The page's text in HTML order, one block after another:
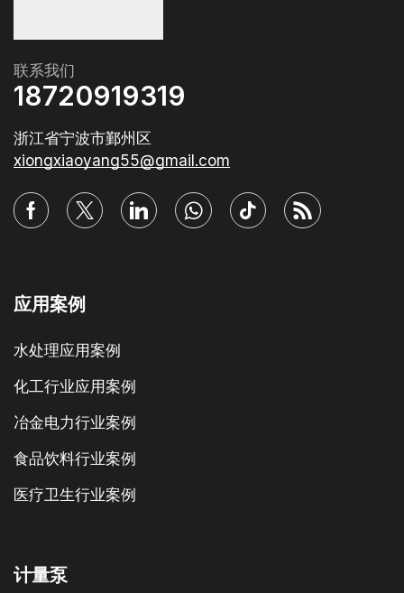
联系我们
18720919319
浙江省宁波市鄞州区
xiongxiaoyang55@gmail.com
应用案例
水处理应用案例
化工行业应用案例
冶金电力行业案例
食品饮料行业案例
医疗卫生行业案例
计量泵